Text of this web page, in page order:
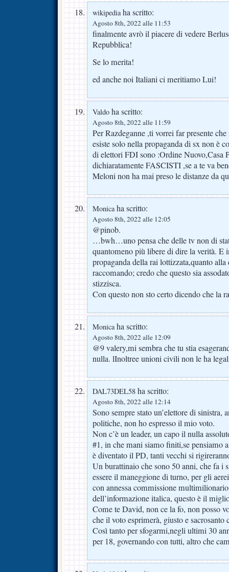
wikipediaha scritto:
Agosto 8th, 2022 alle 11:53
finalmente avrò il piacere di vedere
Repubblica!
Se lo merita!
ed anche noi Italiani ci meritiamo Lui!
Valdo ha scritto:
Agosto 8th, 2022 alle 11:59
Per Razdeganne ,ti vorrei far presente
esiste solo nella propaganda di sx non è
di elettori FDI sono :Ordine Nuovo,Casa
dichiaratamente FASCISTI ,se a te va
Meloni non ha mai preso le distanze da
Monicaha scritto:
Agosto 8th, 2022 alle 12:05
@pinob.
…bwh…uno pensa che delle tv non di
quantomeno più libere di dire la verità. E
propaganda della rai lottizzata,quanto
raccomando; credo che questo sia
stizzisca.
Con questo non sto certo dicendo che la
Monicaha scritto:
Agosto 8th, 2022 alle 12:09
@9 valery,mi sembra che tu stia
nulla. lInoltree unioni civili non le ha
DAL73DEL58 ha scritto:
Agosto 8th, 2022 alle 12:14
Sono sempre stato un’elettore di sinistra,
politiche, non ho espresso il mio voto.
Non c’è un leader, un capo il nulla
#1, in che mani siamo finiti,se pensiamo
è diventato il PD, tanti vecchi si
Un burattinaio che sono 50 anni, che fa i
essere il maneggione di turno, per gli
con annessa commissione
dell’informazione italica, questo è il
Come te David, non ce la fo, non posso
che il voto esprimerà, giusto e sacrosanto
Così tanto per sfogarmi,negli ultimi 30
per 18, governando con tutti, altro che